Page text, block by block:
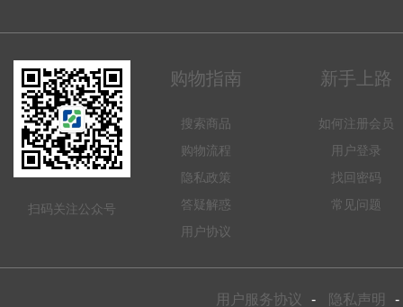
扫码关注公众号
购物指南
搜索商品
购物流程
隐私政策
答疑解惑
用户协议
新手上路
如何注册会员
用户登录
找回密码
常见问题
用户服务协议 - 隐私声明
-